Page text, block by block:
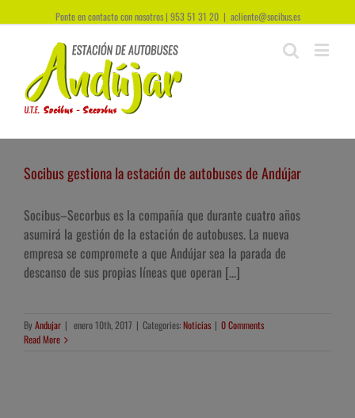
Ponte en contacto con nosotros | 953 51 31 20 | acliente@socibus.es
Socibus gestiona la estación de autobuses de Andújar
Socibus–Secorbus es la compañía que durante cuatro años
asumirá la gestión de la estación de autobuses. La nueva
empresa se compromete a que Andújar sea la parada de
descanso de sus propias líneas que operan [...]
ByAndujar | enero 10th, 2017 | Categories:Noticias | 0 Comments
Read More